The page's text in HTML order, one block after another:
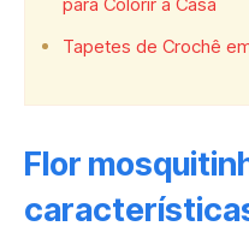
para Colorir a Casa
Tapetes de Crochê
Flor